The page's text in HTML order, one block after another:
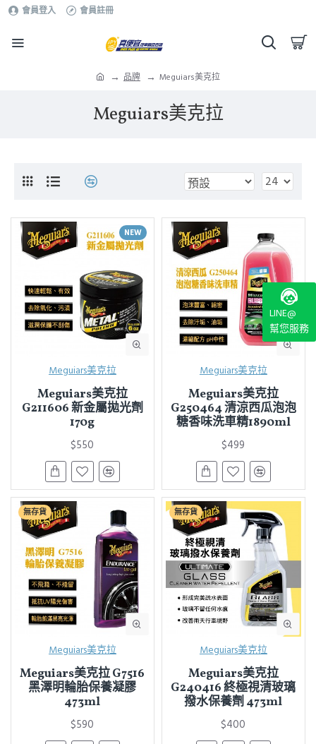
會員登入 會員註冊
品牌 Meguiars美克拉
Meguiars美克拉
NEW
Meguiars美克拉
Meguiars美克拉
G211606 新金屬拋光劑
170g
$550
Meguiars美克拉
Meguiars美克拉
G250464 清涼西瓜泡泡
糖香味洗車精1890ml
$499
無存貨
Meguiars美克拉
Meguiars美克拉 G7516
黑澤明輪胎保養凝膠
473ml
$590
無存貨
Meguiars美克拉
Meguiars美克拉
G240416 終極視清玻璃
撥水保養劑 473ml
$400
LINE@
幫您服務